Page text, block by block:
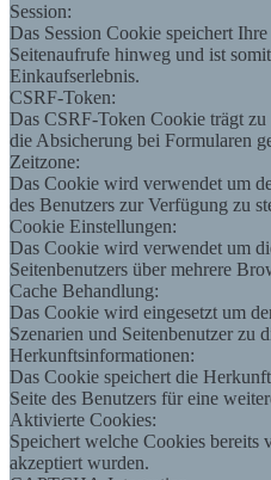
Session:
Das Session Cookie speichert
Seitenaufrufe hinweg und ist
Einkaufserlebnis.
CSRF-Token:
Das CSRF-Token Cookie trägt
die Absicherung bei Formularen
Zeitzone:
Das Cookie wird verwendet um
des Benutzers zur Verfügung zu
Cookie Einstellungen:
Das Cookie wird verwendet um
Seitenbenutzers über mehrere
Cache Behandlung:
Das Cookie wird eingesetzt um
Szenarien und Seitenbenutzer zu
Herkunftsinformationen:
Das Cookie speichert die
Seite des Benutzers für eine
Aktivierte Cookies:
Speichert welche Cookies bereits
akzeptiert wurden.